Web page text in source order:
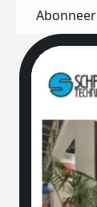
Abonneer